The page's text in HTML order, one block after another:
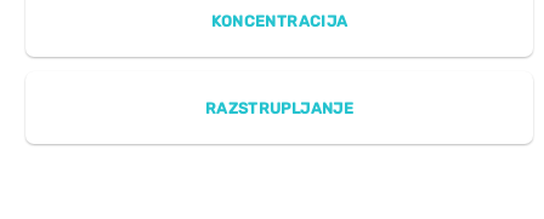
KONCENTRACIJA
RAZSTRUPLJANJE